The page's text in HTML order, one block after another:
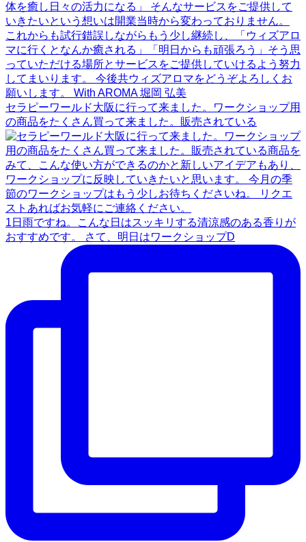
セラピーワールド大阪に行って来ました。ワークショップ用
の商品をたくさん買って来ました。販売されている
1日雨ですね。こんな日はスッキリする清涼感のある香りが
おすすめです。 さて、明日はワークショップD